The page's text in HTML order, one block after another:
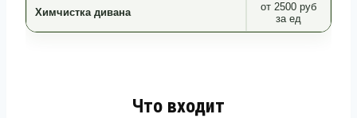
Химчистка дивана
от 2500 руб
за ед
Что входит